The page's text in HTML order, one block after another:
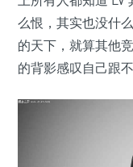
么恨，其实也没什
的天下，就算其他
的背影感叹自己跟